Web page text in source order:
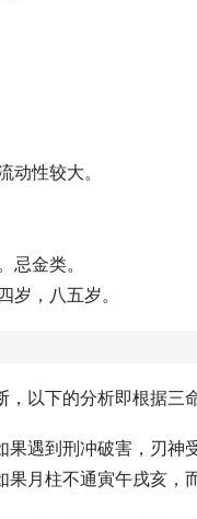
动性较大。
忌金类。
岁，八五岁。
以下的分析即根据三
遇到刑冲破害，刃
月柱不通寅午戌亥，